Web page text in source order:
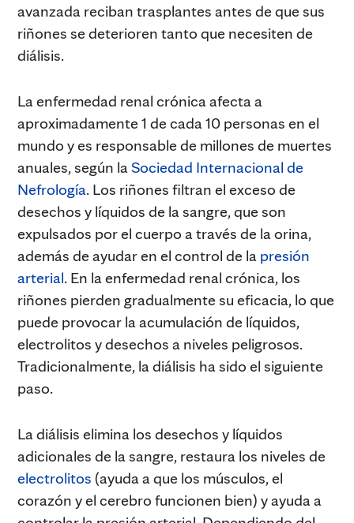
avanzada reciban trasplantes antes de que sus
riñones se deterioren tanto que necesiten de
diálisis.
La enfermedad renal crónica afecta a
aproximadamente 1 de cada 10 personas en el
mundo y es responsable de millones de muertes
anuales, según la Sociedad Internacional de
Nefrología. Los riñones filtran el exceso de
desechos y líquidos de la sangre, que son
expulsados por el cuerpo a través de la orina,
además de ayudar en el control de la presión
arterial. En la enfermedad renal crónica, los
riñones pierden gradualmente su eficacia, lo que
puede provocar la acumulación de líquidos,
electrolitos y desechos a niveles peligrosos.
Tradicionalmente, la diálisis ha sido el siguiente
paso.
La diálisis elimina los desechos y líquidos
adicionales de la sangre, restaura los niveles de
electrolitos (ayuda a que los músculos, el
corazón y el cerebro funcionen bien) y ayuda a